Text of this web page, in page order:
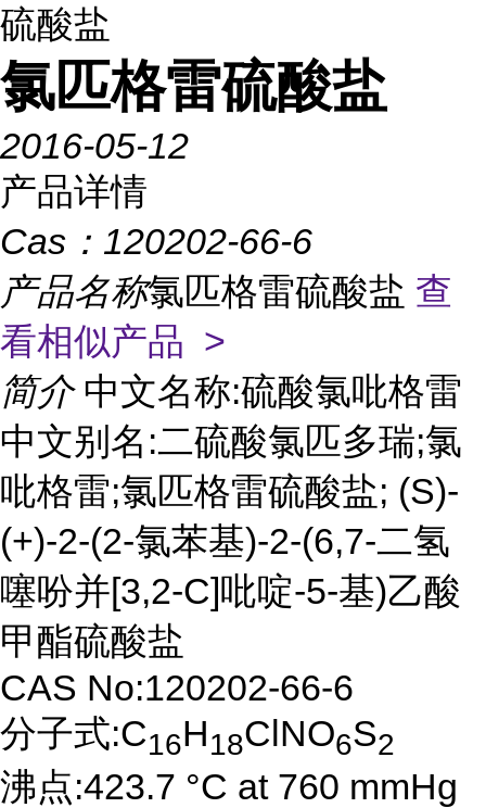
硫酸盐
氯匹格雷硫酸盐
2016-05-12
产品详情
Cas： 120202-66-6
产品名称氯匹格雷硫酸盐 查
看相似产品 >
简介 中文名称:硫酸氯吡格雷
中文别名:二硫酸氯匹多瑞;氯
吡格雷;氯匹格雷硫酸盐; (S)-
(+)-2-(2-氯苯基)-2-(6,7-二氢
噻吩并[3,2-C]吡啶-5-基)乙酸
甲酯硫酸盐
CAS No:120202-66-6
分子式:C16H18ClNO6S2
沸点:423.7 °C at 760 mmHg